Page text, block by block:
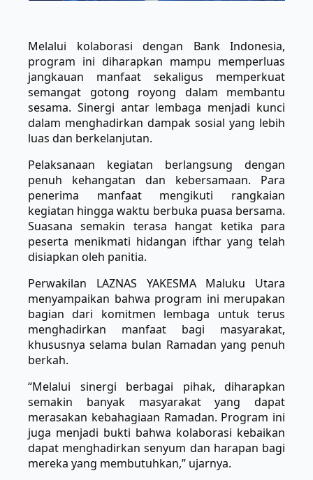
Melalui kolaborasi dengan Bank Indonesia,
program ini diharapkan mampu memperluas
jangkauan manfaat sekaligus memperkuat
semangat gotong royong dalam membantu
sesama. Sinergi antar lembaga menjadi kunci
dalam menghadirkan dampak sosial yang lebih
luas dan berkelanjutan.
Pelaksanaan kegiatan berlangsung dengan
penuh kehangatan dan kebersamaan. Para
penerima manfaat mengikuti rangkaian
kegiatan hingga waktu berbuka puasa bersama.
Suasana semakin terasa hangat ketika para
peserta menikmati hidangan ifthar yang telah
disiapkan oleh panitia.
Perwakilan LAZNAS YAKESMA Maluku Utara
menyampaikan bahwa program ini merupakan
bagian dari komitmen lembaga untuk terus
menghadirkan manfaat bagi masyarakat,
khususnya selama bulan Ramadan yang penuh
berkah.
“Melalui sinergi berbagai pihak, diharapkan
semakin banyak masyarakat yang dapat
merasakan kebahagiaan Ramadan. Program ini
juga menjadi bukti bahwa kolaborasi kebaikan
dapat menghadirkan senyum dan harapan bagi
mereka yang membutuhkan,” ujarnya.